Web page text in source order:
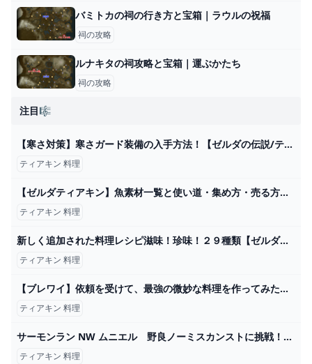
バミトカの祠の行き方と宝箱｜ラウルの祝福
祠の攻略
ルナキタの祠攻略と宝箱｜運ぶかたち
祠の攻略
注目🎼
【寒さ対策】寒さガード装備の入手方法！【ゼルダの伝説/ティアキン/TotK】 - YouTube
ティアキン 料理
【ゼルダティアキン】魚素材一覧と使い道・集め方・売る方法【ティアーズオブザキングダム】
ティアキン 料理
新しく追加された料理レシピ滋味！珍味！２９種類【ゼルダの伝説 ティアキン】【攻略】 - YouTube
ティアキン 料理
【ブレワイ】依頼を受けて、最強の微妙な料理を作ってみた【ドリカラ】【ゼルダの伝説ブレスオブザワイルドBotWゼル伝字幕実況】 - YouTube
ティアキン 料理
サーモンラン NW ムニエル 野良ノーミスカンストに挑戦！！ スプラ - YouTube
ティアキン 料理